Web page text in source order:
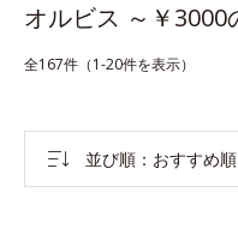
オルビス ～￥
全167件（1-20件を表示）
並び順 おすすめ順